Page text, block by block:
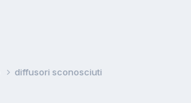
diffusori sconosciuti